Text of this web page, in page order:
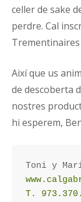
celler de sake
perdre. Cal
Trementinaires
Així que us
de descoberta
nostres
hi esperem,
T.